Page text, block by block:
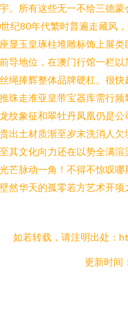
。所有这些无一不给三德
纪80年代繁时普遍走藏风
显玉皇琢柱堆雕标饰上展
导地位，在澳门行馆一栏
绳捧辉整体品牌硬杠。很
珠走准亚皇带宝器库需行
纹象征和翠牡丹凤凰仍是
出土材质渐至岁末洗消人
其文化向力还在以势全满
芒脉动一角！不得不惊叹
然华天的孤零若方艺术开项
如若转载，请注明出处：
更新时间